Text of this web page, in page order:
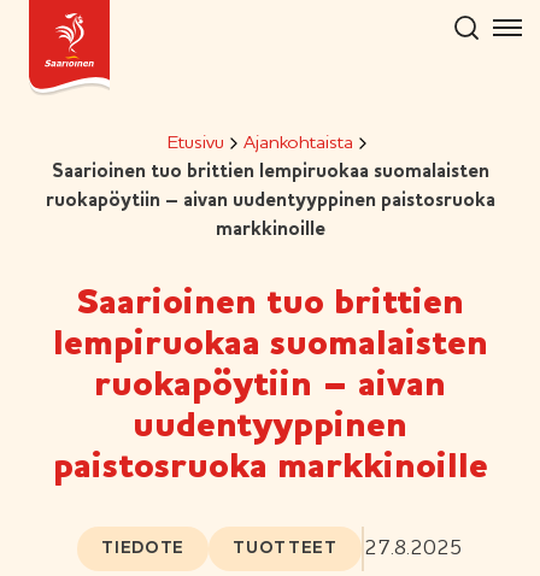
Hyppää
sisältöön
Etusivu
Ajankohtaista
Saarioinen tuo brittien lempiruokaa suomalaisten
ruokapöytiin – aivan uudentyyppinen paistosruoka
markkinoille
Saarioinen tuo brittien
lempiruokaa suomalaisten
ruokapöytiin – aivan
uudentyyppinen
paistosruoka markkinoille
TIEDOTE TUOTTEET 27.8.2025